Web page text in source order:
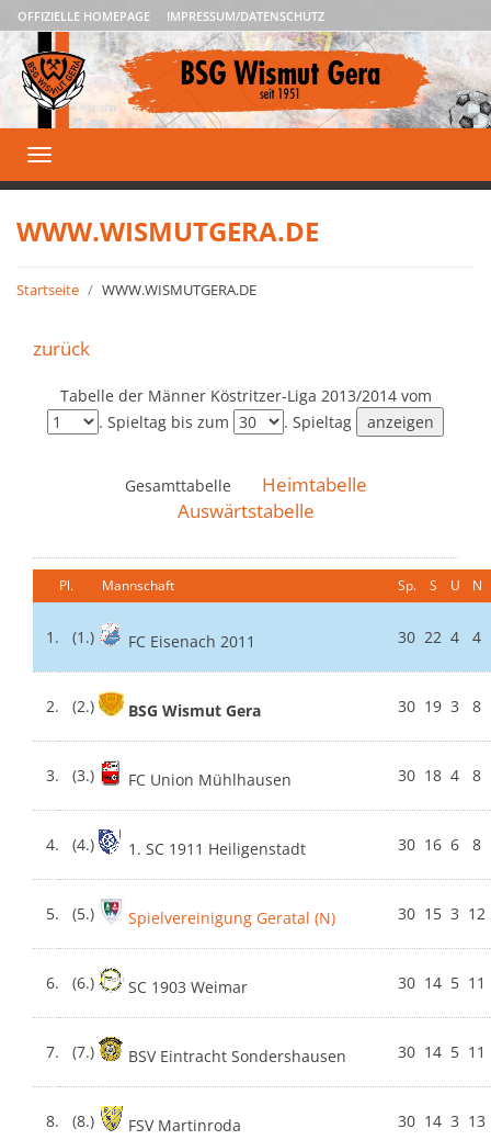
OFFIZIELLE HOMEPAGE IMPRESSUM/DATENSCHUTZ
Toggle
navigation
WWW.WISMUTGERA.DE
Startseite WWW.WISMUTGERA.DE
zurück
Tabelle der Männer Köstritzer-Liga 2013/2014 vom
. Spieltag bis zum
. Spieltag
Gesamttabelle Heimtabelle
Auswärtstabelle
Pl. Mannschaft Sp. S U N
1. (1.) FC Eisenach 2011 30 22 4 4
2. (2.) BSG Wismut Gera 30 19 3 8
3. (3.) FC Union Mühlhausen 30 18 4 8
4. (4.) 1. SC 1911 Heiligenstadt 30 16 6 8
5. (5.) Spielvereinigung Geratal (N) 30 15 3 12
6. (6.) SC 1903 Weimar 30 14 5 11
7. (7.) BSV Eintracht Sondershausen 30 14 5 11
8. (8.) FSV Martinroda 30 14 3 13